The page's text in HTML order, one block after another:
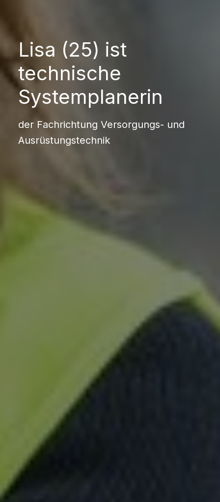
Lisa (25) ist
technische
Systemplanerin
der Fachrichtung Versorgungs- und
Ausrüstungstechnik